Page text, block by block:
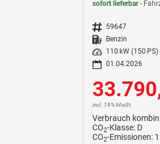
sofort lieferbar
Fahrzeugnr. 59647
Kraftstoff
Benzin
Leistung
110 kW (150 PS)
01.04.2026
incl. 19% MwSt.
Verbrauch
CO2-Klasse: D
CO2-Emissionen: